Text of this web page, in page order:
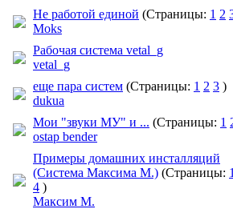
Не работой единой (Страницы: 1 2
Moks
Рабочая система vetal_g
vetal_g
еще пара систем (Страницы: 1 2 3 )
dukua
Мои "звуки МУ" и ... (Страницы: 1
ostap bender
Примеры домашних инсталляций
(Система Максима М.) (Страницы: 1
4 )
Максим М.